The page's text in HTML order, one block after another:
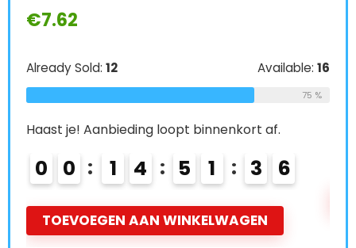
€7.62
Already Sold: 12 Available: 16
75 %
Haast je! Aanbieding loopt binnenkort af.
0 0 1 4 5 1 3 5
TOEVOEGEN AAN WINKELWAGEN